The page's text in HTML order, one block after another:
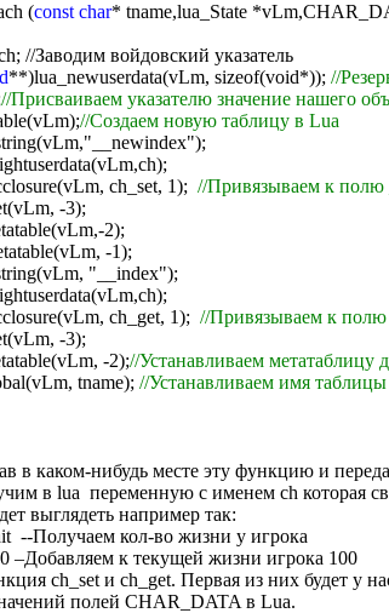
(const char* tname,lua_State
//Заводим войдовский указатель
**)lua_newuserdata(vLm, sizeof(void*)); //
//Присваиваем указателю значение нашего
//Создаем новую таблицу в Lua
ch_set, 1); //Привязываем к полю
-3);
2);
-1);
"__index");
ch_get, 1); //Привязываем к
-3);
-2);//Устанавливаем
tname); //Устанавливаем имя
в каком-нибудь месте эту функцию и
в lua переменную с именем ch которая
выглядеть например так:
--Получаем кол-во жизни у игрока
–Добавляем к текущей жизни игрока 100
ch_set и ch_get. Первая из них будет у
полей CHAR_DATA в Lua.